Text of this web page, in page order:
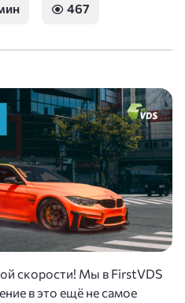
467
скорости! Мы в FirstVDS
в это ещё не самое